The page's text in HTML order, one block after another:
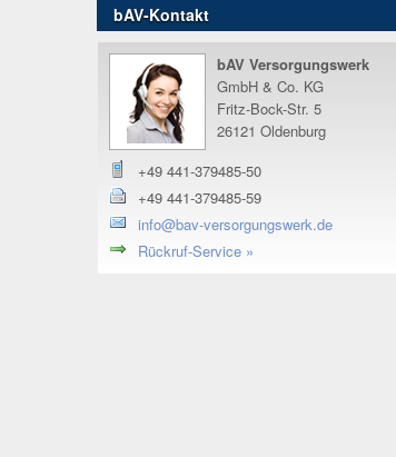
bAV-Kontakt
bAV Versorgungswerk
GmbH & Co. KG
Fritz-Bock-Str. 5
26121 Oldenburg
+49 441-379485-50
+49 441-379485-59
info@bav-versorgungswerk.de
Rückruf-Service »